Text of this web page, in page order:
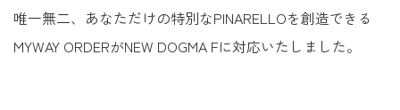
唯一無二、あなただけの特別なPINARELLOを創造できる
MYWAY ORDERがNEW DOGMA Fに対応いたしました。